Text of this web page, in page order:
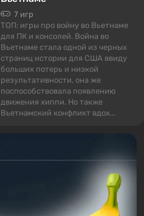
7 игр
ТОП: игры про войну во Вьетнаме
для ПК и консолей. Война во
Вьетнаме стала одной из черных
страниц истории для США ввиду
больших потерь и низкой
результативности, она же
поспособствовала появлению
движения хиппи. Но также
Вьетнамский конфликт вдох...